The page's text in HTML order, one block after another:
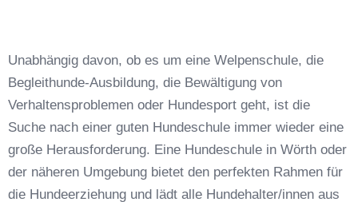
Unabhängig davon, ob es um eine Welpenschule, die
Begleithunde-Ausbildung, die Bewältigung von
Verhaltensproblemen oder Hundesport geht, ist die
Suche nach einer guten Hundeschule immer wieder eine
große Herausforderung. Eine Hundeschule in Wörth oder
der näheren Umgebung bietet den perfekten Rahmen für
die Hundeerziehung und lädt alle Hundehalter/innen aus